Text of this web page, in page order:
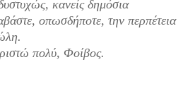
κανείς δημόσια
οπωσδήποτε, την περπέτεια
πολύ, Φοίβος.